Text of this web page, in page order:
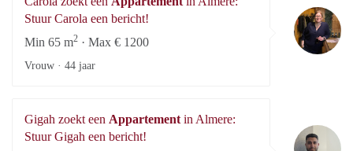
Stuur Carola een bericht!
Min 65 m2 · Max € 1200
Vrouw · 44 jaar
Gigah zoekt een Appartement in Almere:
Stuur Gigah een bericht!